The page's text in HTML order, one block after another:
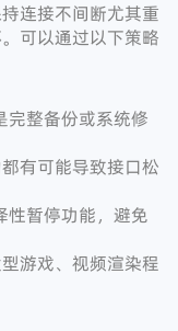
连接不间断尤其重
可以通过以下策略
完整备份或系统修
有可能导致接口松
性暂停功能，避免
游戏、视频渲染程